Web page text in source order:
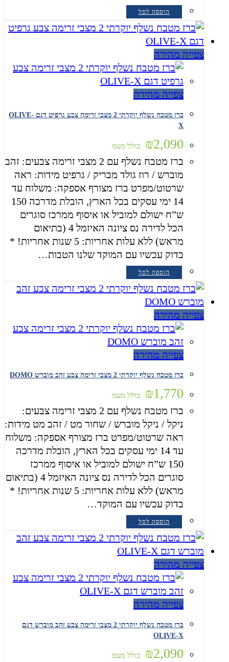
הוספה לסל
צפייה מהירה
צפייה מהירה
ברז מטבח נשלף יוקרתי 2 מצבי זרימה צבע גרפיט דגם OLIVE-
X
₪2,090 כולל מעמ
ברז מטבח נשלף עם 2 מצבי זרימה צבעים: זהב
מוברש / רוז גולד מבריק / גרפיט מידות: ראה
שרטוט/מפרט ברז מצורף אספקה: משלוח עד
14 ימי עסקים בכל הארץ, הובלת מדרכה 150
ש”ח ישולם למוביל או איסוף ממרכז סוגרים
הכל לדירה נס ציונה האיזמל 4 (בתיאום
מראש) ללא עלות אחריות: 5 שנות אחריות! *
בדוק עכשיו עם המוקד שלנו הטבות…
הוספה לסל
צפייה מהירה
צפייה מהירה
ברז מטבח נשלף יוקרתי 2 מצבי זרימה צבע זהב מוברש DOMO
₪1,770 כולל מעמ
ברז מטבח נשלף עם 2 מצבי זרימה צבעים:
ניקל / ניקל מוברש / שחור מט / זהב מט מידות:
ראה שרטוט/מפרט ברז מצורף אספקה: משלוח
עד 14 ימי עסקים בכל הארץ, הובלת מדרכה
150 ש”ח ישולם למוביל או איסוף ממרכז
סוגרים הכל לדירה נס ציונה האיזמל 4 (בתיאום
מראש) ללא עלות אחריות: 5 שנות אחריות! *
בדוק עכשיו עם המוקד…
הוספה לסל
צפייה מהירה
צפייה מהירה
ברז מטבח נשלף יוקרתי 2 מצבי זרימה צבע זהב מוברש דגם
OLIVE-X
₪2,090 כולל מעמ